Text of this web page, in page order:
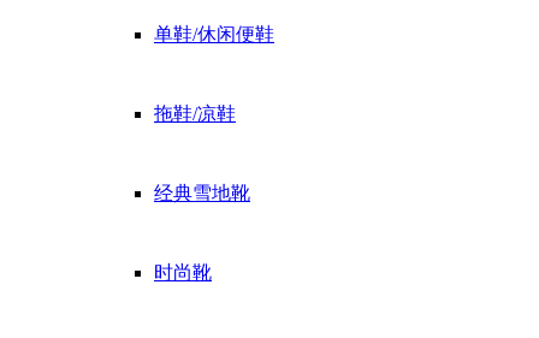
单鞋/休闲便鞋
拖鞋/凉鞋
经典雪地靴
时尚靴